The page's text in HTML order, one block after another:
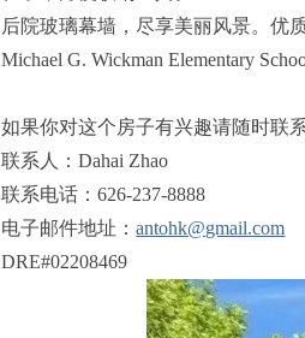
后院玻璃幕墙，尽享美丽风景。优
Michael G. Wickman Elementary
如果你对这个房子有兴趣请随时联
联系人：Dahai Zhao
联系电话：626-237-8888
电子邮件地址：antohk@gmail.com
DRE#02208469